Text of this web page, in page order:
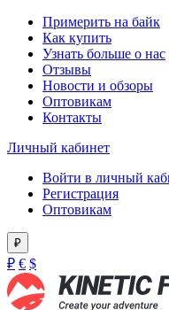
Примерить на байк
Как купить
Узнать больше о нас
Отзывы
Новости и обзоры
Оптовикам
Контакты
Личный кабинет
Войти в личный
Регистрация
Оптовикам
₽
₽ € $